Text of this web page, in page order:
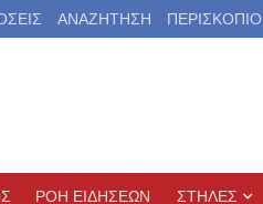
ΑΝΑΖΗΤΗΣΗ ΠΕΡΙΣΚΟΠΙΟ
ΡΟΗ ΕΙΔΗΣΕΩΝ ΣΤΗΛΕΣ